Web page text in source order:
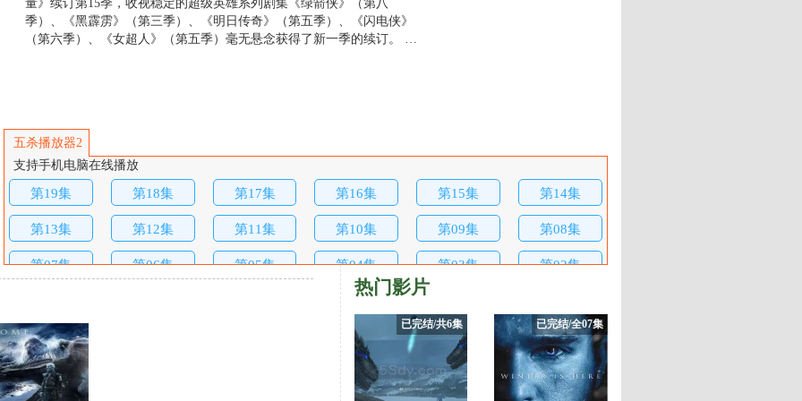
量》续订第15季，收视稳定的超级英雄系列剧集《绿箭侠》（第八
季）、《黑霹雳》（第三季）、《明日传奇》（第五季）、《闪电侠》
（第六季）、《女超人》（第五季）毫无悬念获得了新一季的续订。 …
五杀播放器2
支持手机电脑在线播放
第19集 第18集 第17集 第16集 第15集 第14集
第13集 第12集 第11集 第10集 第09集 第08集
第07集 第06集 第05集 第04集 第03集 第02集
热门影片
已完结/共6集 已完结/全07集